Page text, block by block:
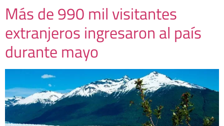
Más de 990 mil visitantes
extranjeros ingresaron al país
durante mayo